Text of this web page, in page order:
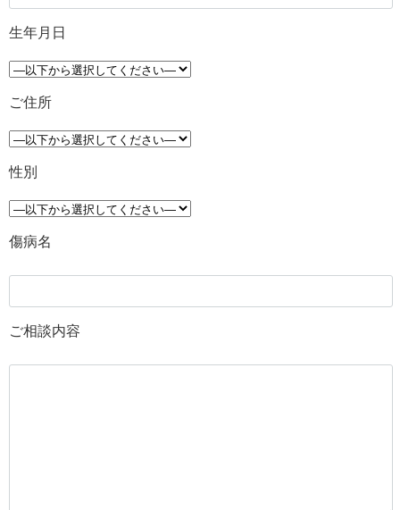
生年月日
ご住所
性別
傷病名
ご相談内容